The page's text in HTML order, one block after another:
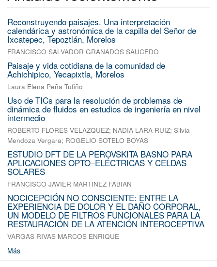
Reconstruyendo paisajes. Una interpretación
calendárica y astronómica de la capilla del Señor de
Ixcatepec, Tepoztlán, Morelos
FRANCISCO SALVADOR GRANADOS SAUCEDO
Paisaje y vida cotidiana de la comunidad de
Achichipico, Yecapixtla, Morelos
Laura Elena Peña Tufiño
Uso de TICs para la resolución de problemas de
dinámica de fluidos en estudios de ingeniería en nivel
intermedio
ROBERTO FLORES VELAZQUEZ; NADIA LARA RUIZ; Silvia
Mendoza Vergara; ROGELIO SOTELO BOYAS
ESTUDIO DFT DE LA PEROVSKITA BASNO PARA
APLICACIONES OPTO–ELÉCTRICAS Y CELDAS
SOLARES
FRANCISCO JAVIER MARTINEZ FABIAN
NOCICEPCIÓN NO CONSCIENTE: ENTRE LA
EXPERIENCIA DE DOLOR Y EL DAÑO CORPORAL,
UN MODELO DE FILTROS FUNCIONALES PARA LA
RESTAURACIÓN DE LA ATENCIÓN INTEROCEPTIVA
VARGAS RIVAS MARCOS ENRIQUE
Más